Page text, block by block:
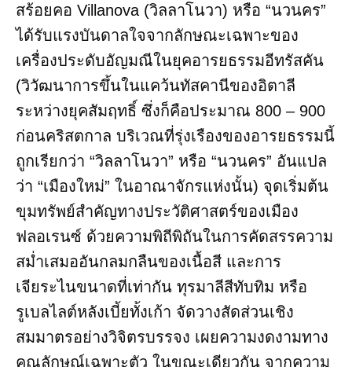
สร้อยคอ Villanova (วิลลาโนวา) หรือ “นวนคร”
ได้รับแรงบันดาลใจจากลักษณะเฉพาะของ
เครื่องประดับอัญมณีในยุคอารยธรรมอีทรัสคัน
(วิวัฒนาการขึ้นในแคว้นทัสคานีของอิตาลี
ระหว่างยุคสัมฤทธิ์ ซึ่งก็คือประมาณ 800 – 900
ก่อนคริสตกาล บริเวณที่รุ่งเรืองของอารยธรรมนี้
ถูกเรียกว่า “วิลลาโนวา” หรือ “นวนคร” อันแปล
ว่า “เมืองใหม่” ในอาณาจักรแห่งนั้น) จุดเริ่มต้น
ขุมทรัพย์สำคัญทางประวัติศาสตร์ของเมือง
ฟลอเรนซ์ ด้วยความพิถีพิถันในการคัดสรรความ
สม่ำเสมออันกลมกลืนของเนื้อสี และการ
เจียระไนขนาดที่เท่ากัน ทุรมาลีสีทับทิม หรือ
รูเบลไลต์หลังเบี้ยทั้งเก้า จัดวางสัดส่วนเชิง
สมมาตรอย่างวิจิตรบรรจง เผยความงดงามทาง
คุณลักษณ์เฉพาะตัว ในขณะเดียวกัน จากความ